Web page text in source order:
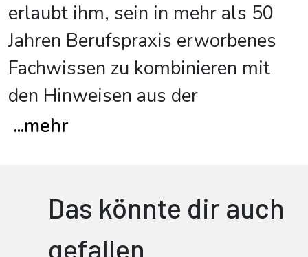
erlaubt ihm, sein in mehr als 50
Jahren Berufspraxis erworbenes
Fachwissen zu kombinieren mit
den Hinweisen aus der
...mehr
Das könnte dir auch
gefallen